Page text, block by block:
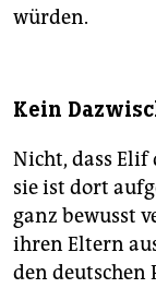
würden.
Kein
Nicht, dass Elif
sie ist dort
ganz bewusst
ihren Eltern
den deutschen